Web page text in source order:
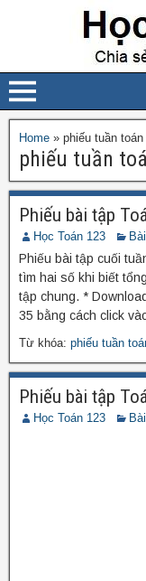
Home » phiếu tuần toán
phiếu tuần
Phiếu bài tập
Học Toán 123
Phiếu bài tập cuối
tìm hai số khi biết
tập chung. *
35 bằng cách click
Từ khóa: phiếu tuần
Phiếu bài tập
Học Toán 123